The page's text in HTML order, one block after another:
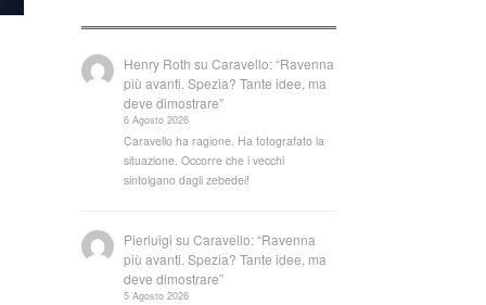
Henry Roth suCaravello: “Ravenna
più avanti. Spezia? Tante idee, ma
deve dimostrare”
6 Agosto 2026
Caravello ha ragione. Ha fotografato la
situazione. Occorre che i vecchi
sintolgano dagli zebedei!
Pierluigi suCaravello: “Ravenna
più avanti. Spezia? Tante idee, ma
deve dimostrare”
5 Agosto 2026